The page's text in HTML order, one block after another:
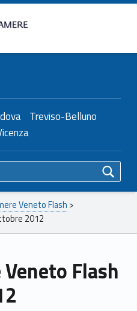
Unioncamere del Veneto
Treviso-Belluno
Veneto Flash >
2012